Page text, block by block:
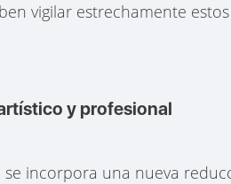
vigilar estrechamente
y profesional
se incorpora una nueva